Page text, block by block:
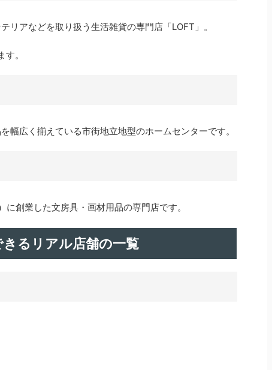
リアなどを取り扱う生活雑貨の専門店「LOFT」。
。
幅広く揃えている市街地立地型のホームセンターです。
創業した文房具・画材用品の専門店です。
るリアル店舗の一覧